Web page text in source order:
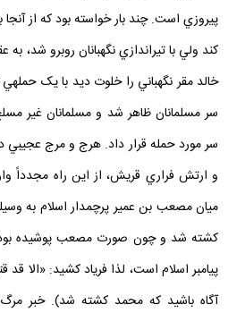
پيروزي است. چند بار خواسته بود که از
کند ولي با تيراندازي نگهبانان روبرو شد،
خالد مقر نگهباني را خلوت ديد با يک
سر مسلمانان ظاهر شد و مسلمانان غير
سر مورد حمله قرار داد. هرج و مرج عجيبي
و ارتش فراري قريش، از اين راه مجدداً
ميان مصعب بن عمير پرچمدار اسلام به
کشته شد و چون صورت مصعب پوشيده بود
پيامبر اسلام است، لذا فرياد کشيد: «الا
آگاه باشيد که محمد کشته شد). خبر مرگ